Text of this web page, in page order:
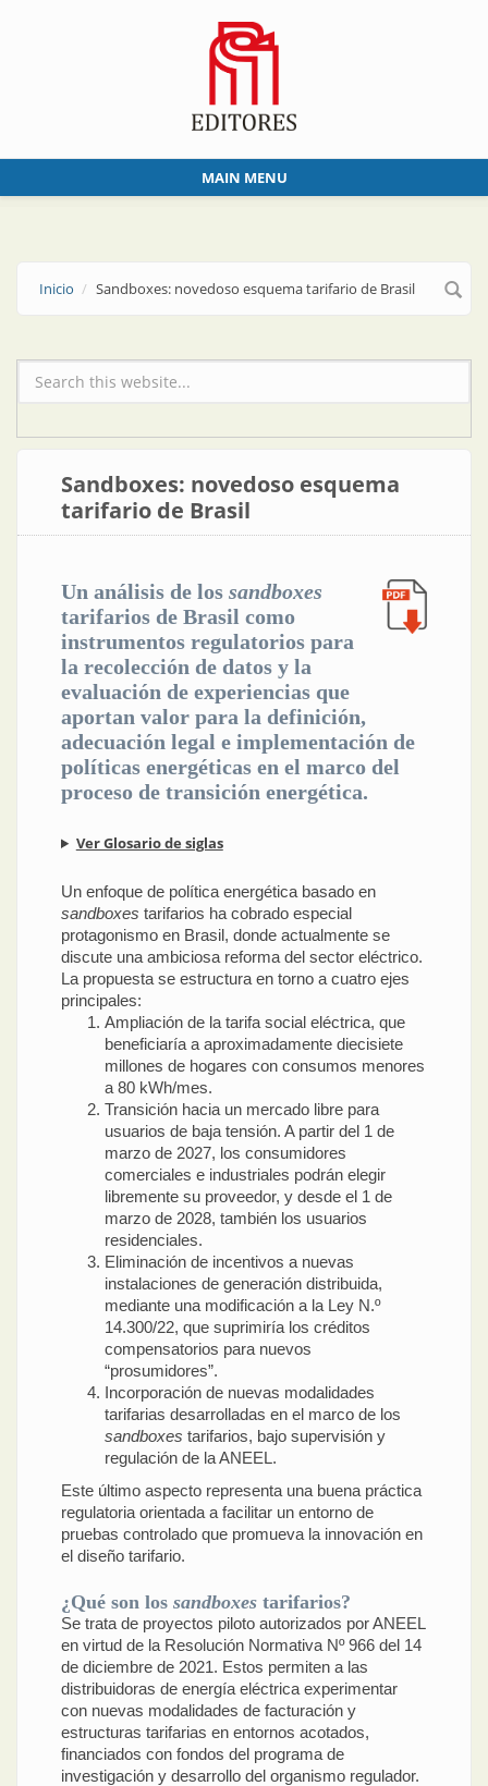
MAIN MENU
Inicio Sandboxes: novedoso esquema tarifario de Brasil
Formulario de búsqueda
Sandboxes: novedoso esquema
tarifario de Brasil
Un análisis de los sandboxes
tarifarios de Brasil como
instrumentos regulatorios para
la recolección de datos y la
evaluación de experiencias que
aportan valor para la definición,
adecuación legal e implementación de
políticas energéticas en el marco del
proceso de transición energética.
Ver Glosario de siglas
Un enfoque de política energética basado en
sandboxes tarifarios ha cobrado especial
protagonismo en Brasil, donde actualmente se
discute una ambiciosa reforma del sector eléctrico.
La propuesta se estructura en torno a cuatro ejes
principales:
Ampliación de la tarifa social eléctrica, que
beneficiaría a aproximadamente diecisiete
millones de hogares con consumos menores
a 80 kWh/mes.
Transición hacia un mercado libre para
usuarios de baja tensión. A partir del 1 de
marzo de 2027, los consumidores
comerciales e industriales podrán elegir
libremente su proveedor, y desde el 1 de
marzo de 2028, también los usuarios
residenciales.
Eliminación de incentivos a nuevas
instalaciones de generación distribuida,
mediante una modificación a la Ley N.º
14.300/22, que suprimiría los créditos
compensatorios para nuevos
“prosumidores”.
Incorporación de nuevas modalidades
tarifarias desarrolladas en el marco de los
sandboxes tarifarios, bajo supervisión y
regulación de la ANEEL.
Este último aspecto representa una buena práctica
regulatoria orientada a facilitar un entorno de
pruebas controlado que promueva la innovación en
el diseño tarifario.
¿Qué son los sandboxes tarifarios?
Se trata de proyectos piloto autorizados por ANEEL
en virtud de la Resolución Normativa Nº 966 del 14
de diciembre de 2021. Estos permiten a las
distribuidoras de energía eléctrica experimentar
con nuevas modalidades de facturación y
estructuras tarifarias en entornos acotados,
financiados con fondos del programa de
investigación y desarrollo del organismo regulador.